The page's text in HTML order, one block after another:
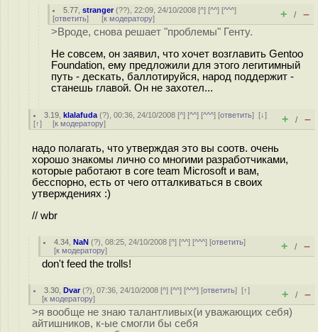
5.77 ,stranger(??), 22:09, 24/10/2008 [^] [^^] [^^^]
[ответить] [к модератору] + / –
>Вроде, снова решает "проблемы" Генту.
Не совсем, он заявил, что хочет возглавить Gentoo
Foundation, ему предложили для этого легитимный
путь - дескать, баллотируйся, народ поддержит -
станешь главой. Он не захотел...
3.19 ,klalafuda (?), 00:36, 24/10/2008 [^] [^^] [^^^] [ответить][↓]
[↑] [к модератору] + / –
надо полагать, что утверждая это вы соотв. очень
хорошо знакомы лично со многими разработчиками,
которые работают в core team Microsoft и вам,
бесспорно, есть от чего отталкиваться в своих
утверждениях :)
// wbr
4.34 ,NaN (?), 08:25, 24/10/2008 [^] [^^] [^^^] [ответить]
[к модератору] + / –
don't feed the trolls!
3.30 ,Dvar(?), 07:36, 24/10/2008 [^] [^^] [^^^] [ответить][↑]
[к модератору] + / –
>я вообще не знаю талантливых(и уважающих себя)
айтишников, к-ые смогли бы себя